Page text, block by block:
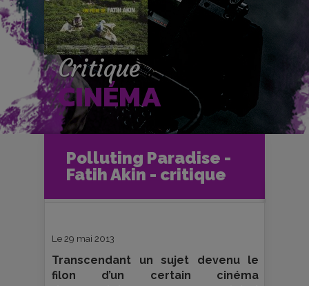
Critique
CINÉMA
Polluting Paradise -
Fatih Akin - critique
Accueil
Cinéma
Critiques et fiches films
Polluting Paradise - Fatih Akin -
critique
Le 29 mai 2013
Transcendant un sujet devenu le
filon d’un certain cinéma